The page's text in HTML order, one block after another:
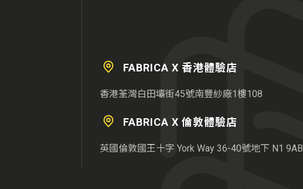
FABRICA X 香港體驗店
香港荃灣白田壩街45號南豐紗廠1樓108
FABRICA X 倫敦體驗店
英國倫敦國王十字 York Way 36-40號地下 N1 9AB